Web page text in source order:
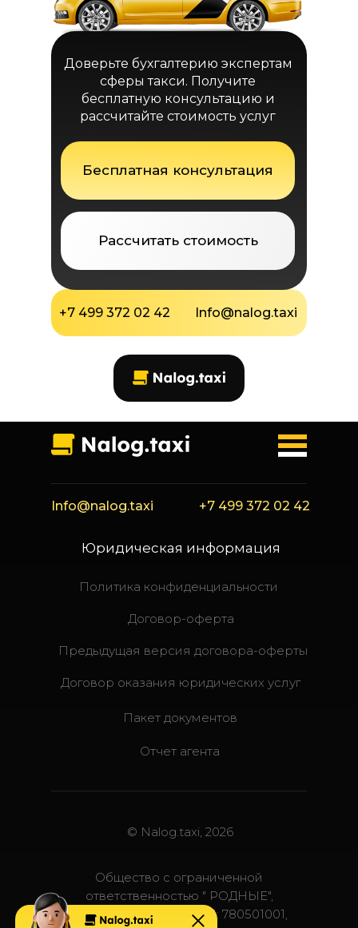
Info@nalog.taxi
+7 499 372 02 42
Доверьте бухгалтерию экспертам
сферы такси. Получите
бесплатную консультацию и
рассчитайте стоимость услуг
Рассчитать стоимость
Бесплатная консультация
Отчет агента
Пакет документов
Info@nalog.taxi +7 499 372 02 42
Предыдущая версия договора-оферты
Договор-оферта
Политика конфиденциальности
Договор оказания юридических услуг
Юридическая информация
Общество с ограниченной
ответственностью " РОДНЫЕ",
ИНН: 7805808001, КПП: 780501001,
© Nalog.taxi, 2026